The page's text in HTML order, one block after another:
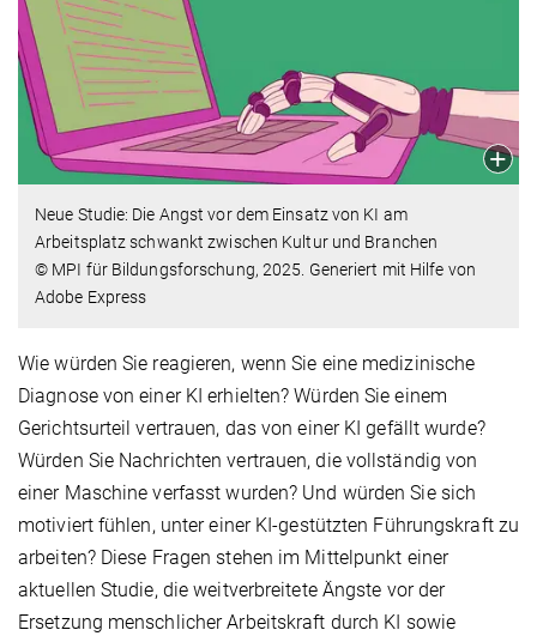
Neue Studie: Die Angst vor dem Einsatz von KI am
Arbeitsplatz schwankt zwischen Kultur und Branchen
© MPI für Bildungsforschung, 2025. Generiert mit Hilfe von
Adobe Express
Wie würden Sie reagieren, wenn Sie eine medizinische
Diagnose von einer KI erhielten? Würden Sie einem
Gerichtsurteil vertrauen, das von einer KI gefällt wurde?
Würden Sie Nachrichten vertrauen, die vollständig von
einer Maschine verfasst wurden? Und würden Sie sich
motiviert fühlen, unter einer KI-gestützten Führungskraft zu
arbeiten? Diese Fragen stehen im Mittelpunkt einer
aktuellen Studie, die weitverbreitete Ängste vor der
Ersetzung menschlicher Arbeitskraft durch KI sowie